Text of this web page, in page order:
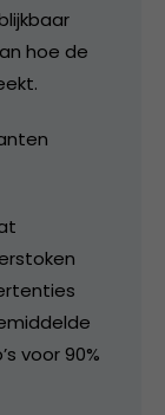
hoe de
voor 90%